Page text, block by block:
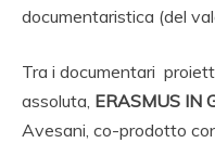
documentaristica (del
Tra i documentari
assoluta, ERASMUS IN
Avesani, co-prodotto